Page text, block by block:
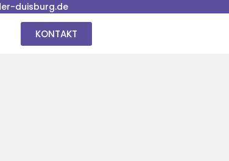
duisburg.de
KONTAKT